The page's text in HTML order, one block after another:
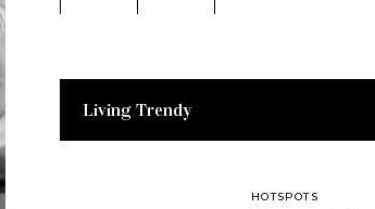
Living Trendy
HOTSPOTS